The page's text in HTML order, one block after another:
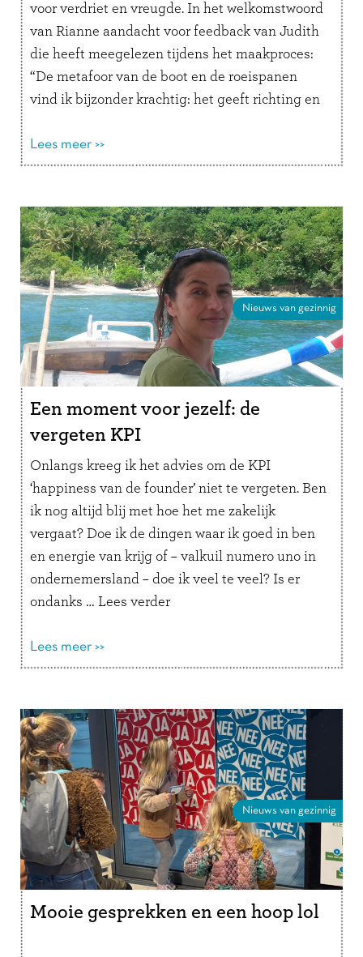
voor verdriet en vreugde. In het welkomstwoord
van Rianne aandacht voor feedback van Judith
die heeft meegelezen tijdens het maakproces:
“De metafoor van de boot en de roeispanen
vind ik bijzonder krachtig: het geeft richting en
Lees meer >>
Nieuws van gezinnig
Een moment voor jezelf: de
vergeten KPI
Onlangs kreeg ik het advies om de KPI
‘happiness van de founder’ niet te vergeten. Ben
ik nog altijd blij met hoe het me zakelijk
vergaat? Doe ik de dingen waar ik goed in ben
en energie van krijg of – valkuil numero uno in
ondernemersland – doe ik veel te veel? Is er
ondanks … Lees verder
Lees meer >>
Nieuws van gezinnig
Mooie gesprekken en een hoop lol